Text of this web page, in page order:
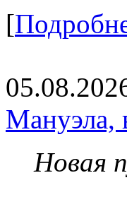
[
Мануэла,
Новая